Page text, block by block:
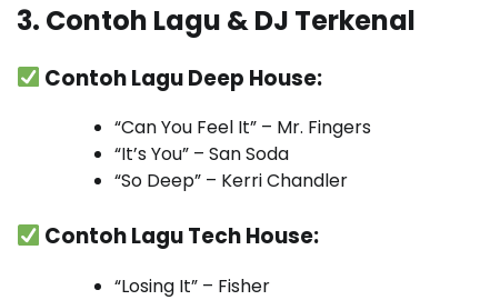
3. Contoh Lagu & DJ Terkenal
Contoh Lagu Deep House:
“Can You Feel It” – Mr. Fingers
“It’s You” – San Soda
“So Deep” – Kerri Chandler
Contoh Lagu Tech House:
“Losing It” – Fisher